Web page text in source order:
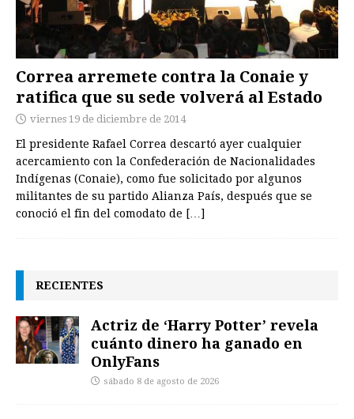
Correa arremete contra la Conaie y
ratifica que su sede volverá al Estado
viernes 19 de diciembre de 2014
El presidente Rafael Correa descartó ayer cualquier
acercamiento con la Confederación de Nacionalidades
Indígenas (Conaie), como fue solicitado por algunos
militantes de su partido Alianza País, después que se
conoció el fin del comodato de […]
RECIENTES
Actriz de ‘Harry Potter’ revela
cuánto dinero ha ganado en
OnlyFans
sábado 8 de agosto de 2026